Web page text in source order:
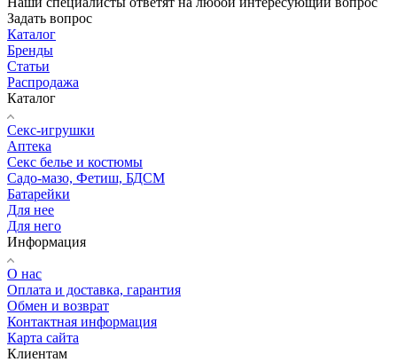
Задать вопрос
Каталог
Бренды
Статьи
Распродажа
Каталог
Секс-игрушки
Аптека
Секс белье и костюмы
Садо-мазо, Фетиш, БДСМ
Батарейки
Для нее
Для него
Информация
О нас
Оплата и доставка, гарантия
Обмен и возврат
Контактная информация
Карта сайта
Клиентам